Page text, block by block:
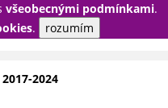
všeobecnými podmínkami.
. rozumím
PŘIHLÁSIT
2024